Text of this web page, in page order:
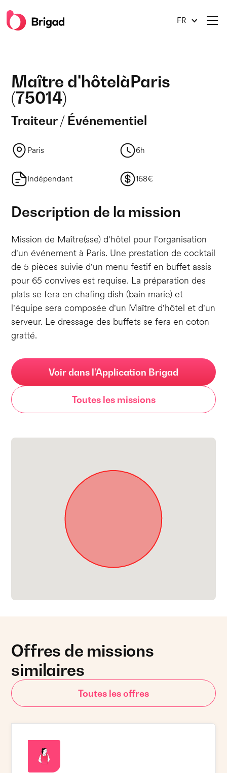
FR
Maître d'hôtelàParis
(75014)
Traiteur / Événementiel
Paris 6h
Indépendant 168€
Description de la mission
Mission de Maître(sse) d'hôtel pour l'organisation
d'un événement à Paris. Une prestation de cocktail
de 5 pièces suivie d'un menu festif en buffet assis
pour 65 convives est requise. La préparation des
plats se fera en chafing dish (bain marie) et
l'équipe sera composée d'un Maître d'hôtel et d'un
serveur. Le dressage des buffets se fera en coton
gratté.
Voir dans l’Application Brigad
Toutes les missions
Offres de missions
similaires
Toutes les offres